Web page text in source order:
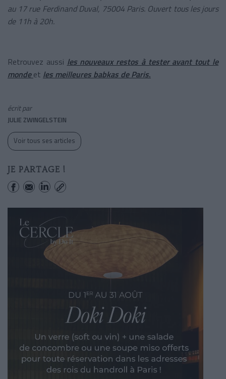
au 17 rue Ferdinand Duval, 75004 Paris. Ouvert tous les jours
de 11h à 20h.
Retrouvez aussi les nouveaux restos à tester avant tout le
monde et lesmeilleures babkas de Paris.
écrit par
JULIE ZWINGELSTEIN
Voir tous ses articles
JE PARTAGE !